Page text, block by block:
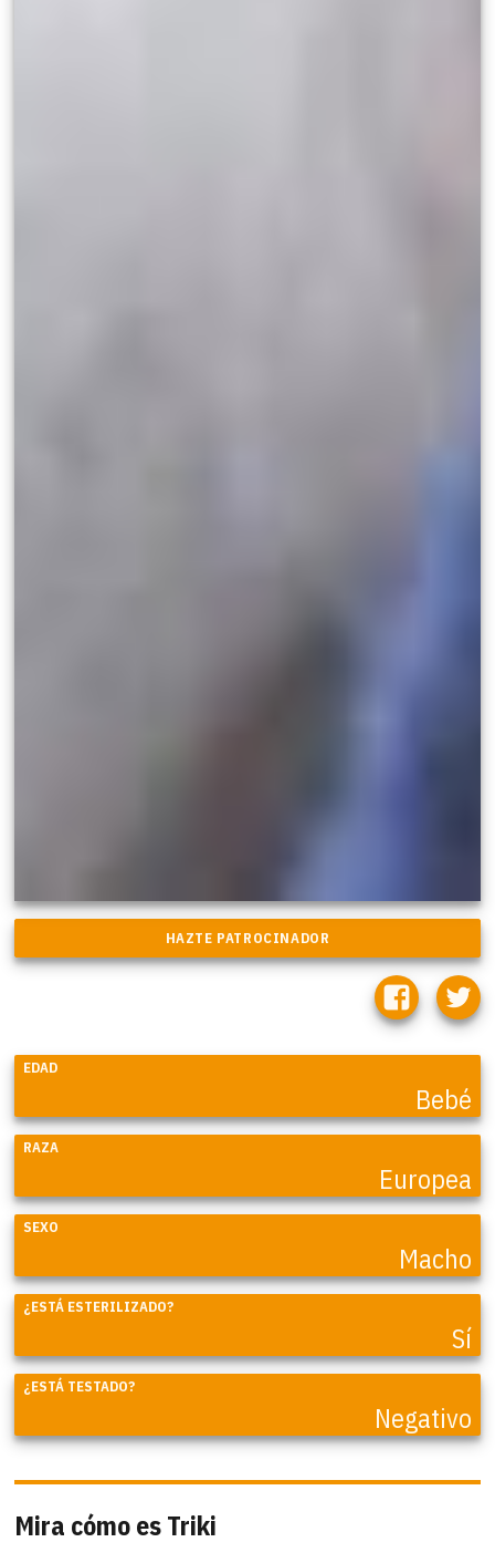
EDAD
Bebé
RAZA
Europea
SEXO
Macho
¿ESTÁ ESTERILIZADO?
Sí
¿ESTÁ TESTADO?
Negativo
Mira cómo es Triki